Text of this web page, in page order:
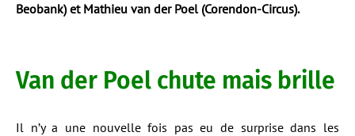
Beobank) et Mathieu van der Poel (Corendon-Circus).
Van der Poel chute mais brille
Il n’y a une nouvelle fois pas eu de surprise dans les